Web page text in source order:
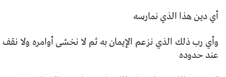
أي دين هذا الذي نمارسه
وأي رب ذلك الذي نزعم الإيمان به ثم لا نخشى أوامره ولا نقف
عند حدوده